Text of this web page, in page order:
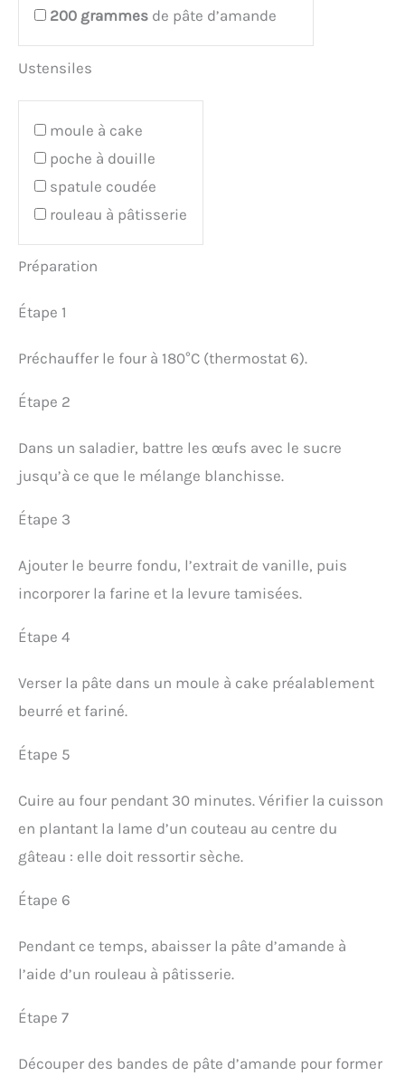
200 grammes de pâte d’amande
Ustensiles
moule à cake
poche à douille
spatule coudée
rouleau à pâtisserie
Préparation
Étape 1
Préchauffer le four à 180°C (thermostat 6).
Étape 2
Dans un saladier, battre les œufs avec le sucre
jusqu’à ce que le mélange blanchisse.
Étape 3
Ajouter le beurre fondu, l’extrait de vanille, puis
incorporer la farine et la levure tamisées.
Étape 4
Verser la pâte dans un moule à cake préalablement
beurré et fariné.
Étape 5
Cuire au four pendant 30 minutes. Vérifier la cuisson
en plantant la lame d’un couteau au centre du
gâteau : elle doit ressortir sèche.
Étape 6
Pendant ce temps, abaisser la pâte d’amande à
l’aide d’un rouleau à pâtisserie.
Étape 7
Découper des bandes de pâte d’amande pour former